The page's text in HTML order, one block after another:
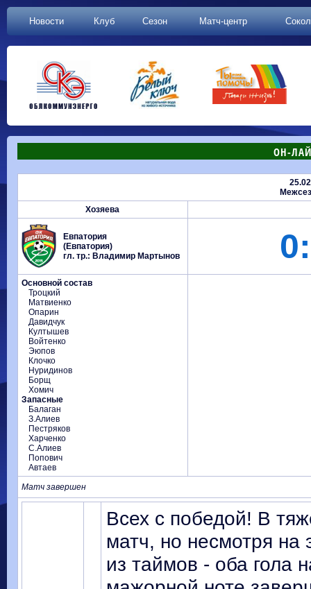
Новости Клуб Сезон Матч-центр
ОН-
Хозяева
Евпатория
(Евпатория)
гл. тр.: Владимир Мартынов
Основной состав
Троцкий
Матвиенко
Опарин
Давидчук
Култышев
Войтенко
Эюпов
Клочко
Нуридинов
Борщ
Хомич
Запасные
Балаган
З.Алиев
Пестряков
Харченко
С.Алиев
Попович
Автаев
Матч завершен
Всех с победой! В
матч, но несмотря на
из таймов - оба гола